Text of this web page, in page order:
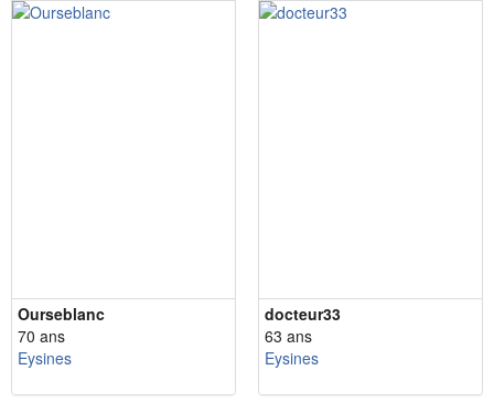
Ourseblanc
70 ans
Eysines
docteur33
63 ans
Eysines